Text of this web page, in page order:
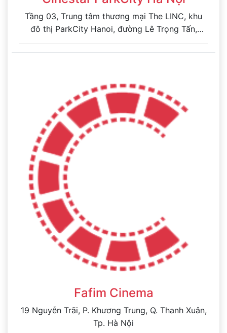
Tầng 03, Trung tâm thương mại The LINC, khu
đô thị ParkCity Hanoi, đường Lê Trọng Tấn,
Phường Dương Nội, Thành phố Hà Nội, Việt Nam
Fafim Cinema
19 Nguyễn Trãi, P. Khương Trung, Q. Thanh Xuân,
Tp. Hà Nội